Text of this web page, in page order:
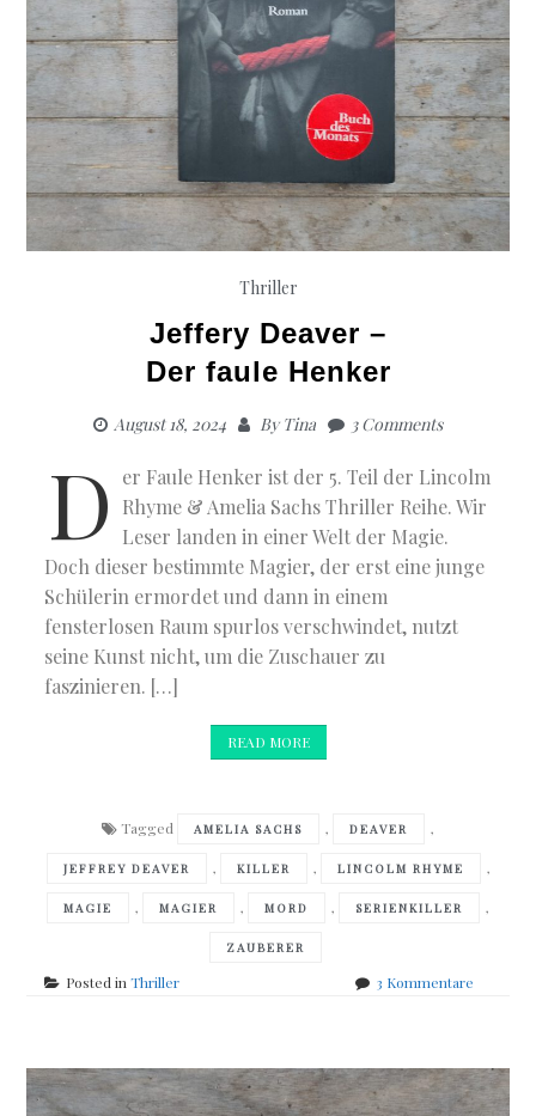
Thriller
Jeffery Deaver –
Der faule Henker
August 18, 2024 ByTina 3 Comments
D
er Faule Henker ist der 5. Teil der Lincolm
Rhyme & Amelia Sachs Thriller Reihe. Wir
Leser landen in einer Welt der Magie.
Doch dieser bestimmte Magier, der erst eine junge
Schülerin ermordet und dann in einem
fensterlosen Raum spurlos verschwindet, nutzt
seine Kunst nicht, um die Zuschauer zu
faszinieren. […]
READ MORE
Tagged AMELIA SACHS , DEAVER ,
JEFFREY DEAVER , KILLER , LINCOLM RHYME ,
MAGIE , MAGIER , MORD , SERIENKILLER ,
ZAUBERER
Posted inThriller 3 Kommentarezu
Der
faule